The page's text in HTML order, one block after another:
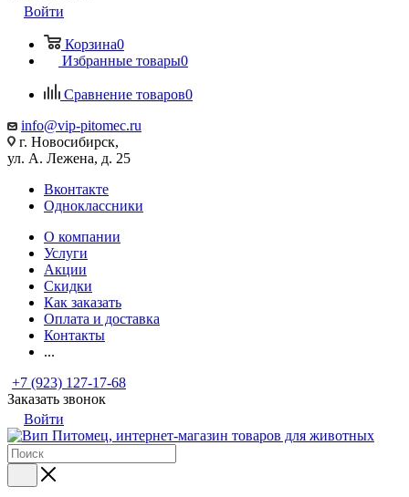
Войти
Корзина0
Избранные товары0
Сравнение товаров0
info@vip-pitomec.ru
г. Новосибирск,
ул. А. Лежена, д. 25
Вконтакте
Одноклассники
О компании
Услуги
Акции
Скидки
Как заказать
Оплата и доставка
Контакты
...
+7 (923) 127-17-68
Заказать звонок
Войти